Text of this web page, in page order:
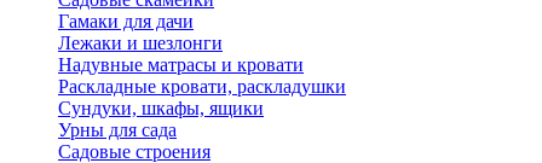
Гамаки для дачи
Лежаки и шезлонги
Надувные матрасы и кровати
Раскладные кровати, раскладушки
Сундуки, шкафы, ящики
Урны для сада
Садовые строения